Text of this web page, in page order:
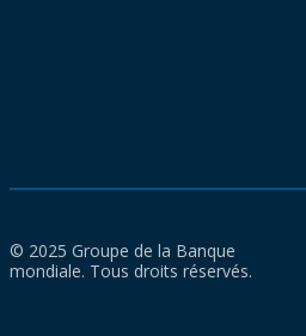
© 2025 Groupe de la Banque
mondiale. Tous droits réservés.